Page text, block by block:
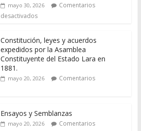
mayo 30, 2026
Comentarios
desactivados
Constitución, leyes y acuerdos
expedidos por la Asamblea
Constituyente del Estado Lara en
1881.
mayo 20, 2026
Comentarios
Ensayos y Semblanzas
mayo 20, 2026
Comentarios